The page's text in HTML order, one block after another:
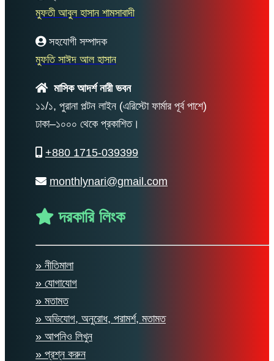
মুফতী আবুল হাসান শামসাবাদী
সহযোগী সম্পাদক
মুফতি সাঈদ আল হাসান
মাসিক আদর্শ নারী ভবন
১১/১, পুরানা পল্টন লাইন (এরিস্টো ফার্মার পূর্ব পাশে)
ঢাকা–১০০০ থেকে প্রকাশিত।
+880 1715-039399
monthlynari@gmail.com
দরকারি লিংক
» নীতিমালা
» যোগাযোগ
» মতামত
» অভিযোগ, অনুরোধ, পরামর্শ, মতামত
» আপনিও লিখুন
» প্রশ্ন করুন